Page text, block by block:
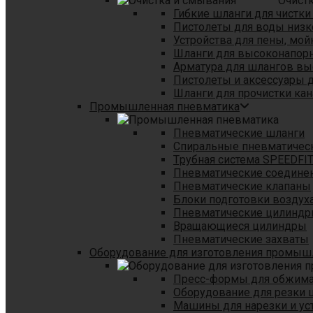
Гибкие шланги для
Пистолеты для воды
Устройства для пены,
Шланги для
Арматура для шлангов
Пистолеты и аксессуары
Шланги для прочистки
Промышленная пневматика
Пневматические шланги
Спиральные
Tрубная система SPEEDFIT
Пневматические
Пневматические клапаны
Блоки подготовки
Пневматические
Вращающиеся цилиндры
Пневматические захваты
Оборудование для изготовления
Пресс-формы для
Оборудование для резки
Машины для нарезки и